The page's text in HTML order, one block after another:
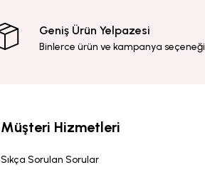
Geniş Ürün Yelpazesi
Binlerce ürün ve kampanya seçeneği
Müşteri Hizmetleri
Sıkça Sorulan Sorular